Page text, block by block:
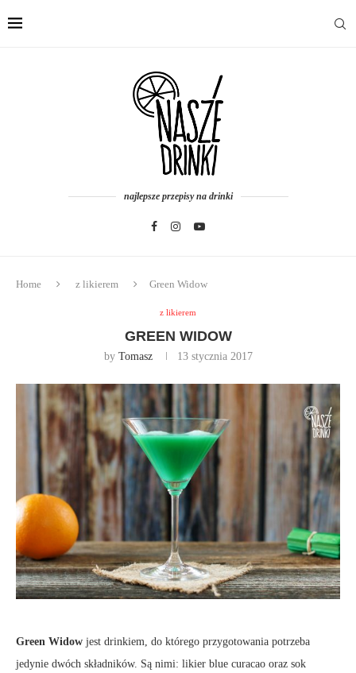
najlepsze przepisy na drinki
Home z likierem Green Widow
z likierem
GREEN WIDOW
by Tomasz 13 stycznia 2017
Green Widow jest drinkiem, do którego przygotowania potrzeba
jedynie dwóch składników. Są nimi: likier blue curacao oraz sok